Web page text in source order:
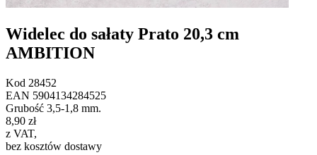
Widelec do sałaty Prato 20,3 cm
AMBITION
Kod 28452
EAN 5904134284525
Grubość 3,5-1,8 mm.
8,90 zł
z VAT,
bez kosztów dostawy